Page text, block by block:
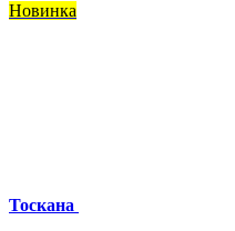
Новинка
Тоскана